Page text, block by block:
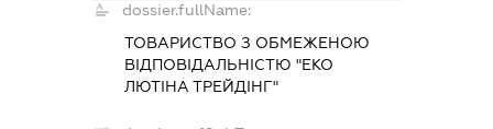
dossier.fullName:
ТОВАРИСТВО З ОБМЕЖЕНОЮ
ВІДПОВІДАЛЬНІСТЮ "ЕКО
ЛЮТІНА ТРЕЙДІНГ"